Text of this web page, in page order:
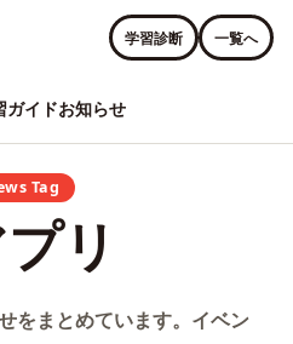
ガイドお知らせ
学習診断 一覧へ
Tag
リ
をまとめています。イベン